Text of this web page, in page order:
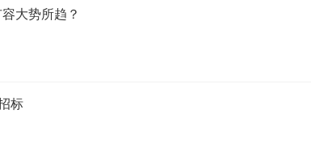
大势所趋？
标